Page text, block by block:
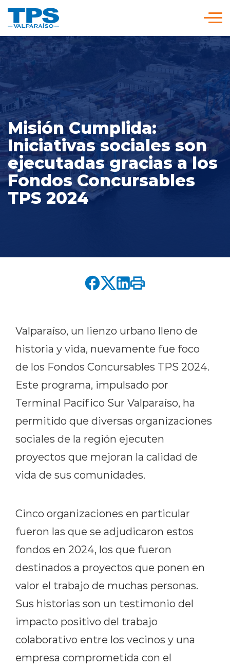
Somos TPS
Nuestra Visión Estratégica
Servicios y Tarifas
Políticas y Procedimientos
Prensa
Misión Cumplida:
Iniciativas sociales son
ejecutadas gracias a los
Fondos Concursables
TPS 2024
Valparaíso, un lienzo urbano lleno de
historia y vida, nuevamente fue foco
de los Fondos Concursables TPS 2024.
Este programa, impulsado por
Terminal Pacífico Sur Valparaíso, ha
permitido que diversas organizaciones
sociales de la región ejecuten
proyectos que mejoran la calidad de
vida de sus comunidades.
Cinco organizaciones en particular
fueron las que se adjudicaron estos
fondos en 2024, los que fueron
destinados a proyectos que ponen en
valor el trabajo de muchas personas.
Sus historias son un testimonio del
impacto positivo del trabajo
colaborativo entre los vecinos y una
empresa comprometida con el